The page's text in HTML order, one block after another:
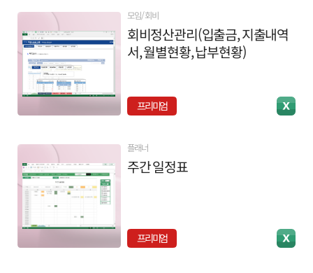
모임/회비
회비정산관리(입출금, 지출내역
서, 월별현황, 납부현황)
프리미엄
플래너
주간 일정표
프리미엄